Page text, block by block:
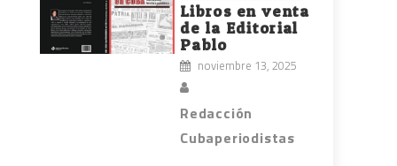
Libros en venta
de la Editorial
Pablo
noviembre 13, 2025
Redacción
Cubaperiodistas